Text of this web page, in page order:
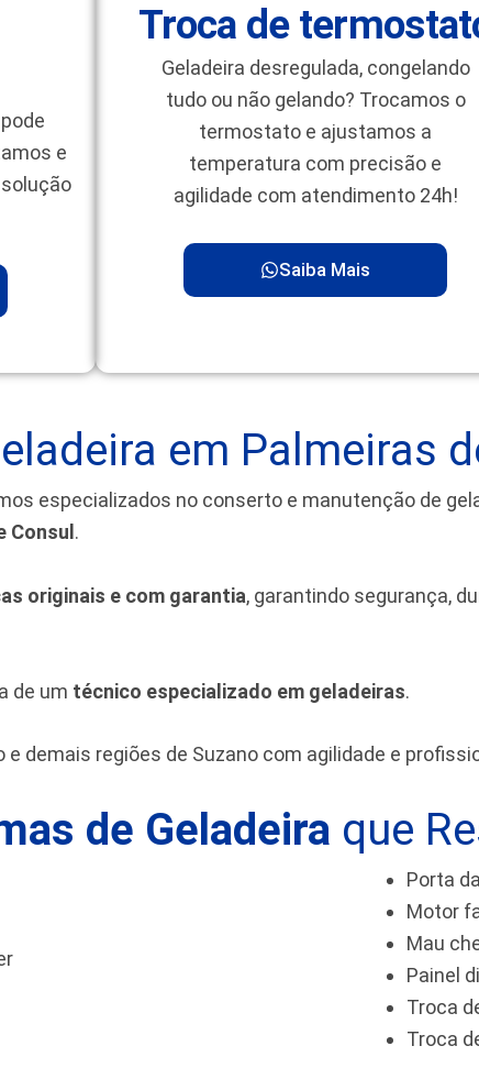
e
Troca de
Geladeira desregulada, congelando
tudo ou não gelando? Trocamos o
termostato e ajustamos a
temperatura com precisão e
agilidade com atendimento 24h!
Saiba Mais
em Palmeiras
especializados no conserto e manutenção de
Consul .
originais e com garantia, garantindo segurança,
de um técnico especializado em geladeiras.
demais regiões de Suzano com agilidade e
de Geladeira que
Porta
Motor
Mau
Painel
Troca
Troca